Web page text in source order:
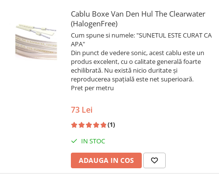
Cablu Boxe Van Den Hul The Clearwater
(HalogenFree)
Cum spune si numele: "SUNETUL ESTE CURAT CA
APA"
Din punct de vedere sonic, acest cablu este un
produs excelent, cu o calitate generală foarte
echilibrată. Nu există nicio duritate și
reproducerea spațială este net superioară.
Pret per metru
73 Lei
(1)
IN STOC
ADAUGA IN COS